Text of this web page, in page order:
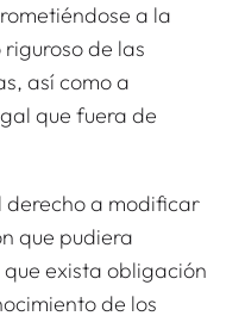
a la
de las
así como a
que fuera de
derecho a modificar
que pudiera
exista obligación
de los